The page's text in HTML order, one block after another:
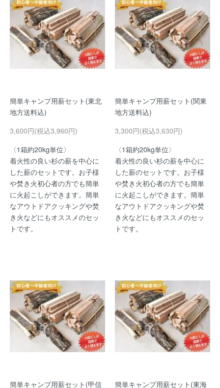
簡単キャンプ用薪セット(東北
地方送料込)
3,600円(税込3,960円)
〈1箱約20kg単位〉
着火性の良い杉の薪を中心に
した薪のセットです。お子様
や焚き火初心者の方でも簡単
に火起こしができます。簡単
なアウトドアクッキングや焚
き火などにもオススメのセッ
トです。
簡単キャンプ用薪セット(関東
地方送料込)
3,300円(税込3,630円)
〈1箱約20kg単位〉
着火性の良い杉の薪を中心に
した薪のセットです。お子様
や焚き火初心者の方でも簡単
に火起こしができます。簡単
なアウトドアクッキングや焚
き火などにもオススメのセッ
トです。
簡単キャンプ用薪セット(甲信
簡単キャンプ用薪セット(東海